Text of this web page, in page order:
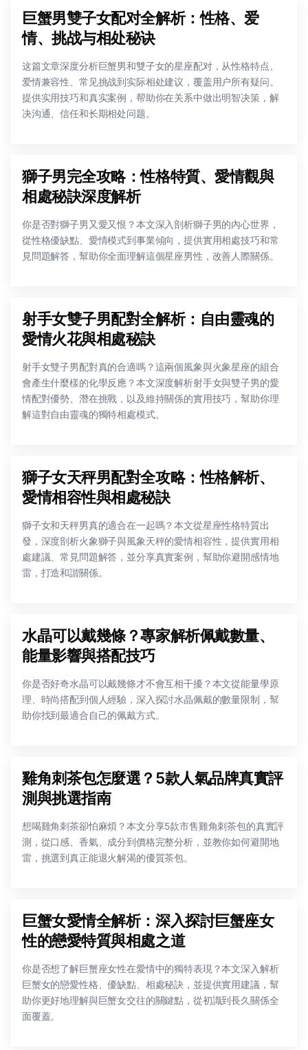
巨蟹男雙子女配对全解析：性格、爱
情、挑战与相处秘诀
这篇文章深度分析巨蟹男和雙子女的星座配对，从性格特点、
爱情兼容性、常见挑战到实际相处建议，覆盖用户所有疑问。
提供实用技巧和真实案例，帮助你在关系中做出明智决策，解
决沟通、信任和长期相处问题。
獅子男完全攻略：性格特質、愛情觀與
相處秘訣深度解析
你是否對獅子男又愛又恨？本文深入剖析獅子男的內心世界，
從性格優缺點、愛情模式到事業傾向，提供實用相處技巧和常
見問題解答，幫助你全面理解這個星座男性，改善人際關係。
射手女雙子男配對全解析：自由靈魂的
愛情火花與相處秘訣
射手女雙子男配對真的合適嗎？這兩個風象與火象星座的組合
會產生什麼樣的化學反應？本文深度解析射手女與雙子男的愛
情配對優勢、潛在挑戰，以及維持關係的實用技巧，幫助你理
解這對自由靈魂的獨特相處模式。
獅子女天秤男配對全攻略：性格解析、
愛情相容性與相處秘訣
獅子女和天秤男真的適合在一起嗎？本文從星座性格特質出
發，深度剖析火象獅子與風象天秤的愛情相容性，提供實用相
處建議、常見問題解答，並分享真實案例，幫助你避開感情地
雷，打造和諧關係。
水晶可以戴幾條？專家解析佩戴數量、
能量影響與搭配技巧
你是否好奇水晶可以戴幾條才不會互相干擾？本文從能量學原
理、時尚搭配到個人經驗，深入探討水晶佩戴的數量限制，幫
助你找到最適合自己的佩戴方式。
雞角刺茶包怎麼選？5款人氣品牌真實評
測與挑選指南
想喝雞角刺茶卻怕麻煩？本文分享5款市售雞角刺茶包的真實評
測，從口感、香氣、成分到價格完整分析，並教你如何避開地
雷，挑選到真正能退火解渴的優質茶包。
巨蟹女愛情全解析：深入探討巨蟹座女
性的戀愛特質與相處之道
你是否想了解巨蟹座女性在愛情中的獨特表現？本文深入解析
巨蟹女的戀愛性格、優缺點、相處秘訣，並提供實用建議，幫
助你更好地理解與巨蟹女交往的關鍵點，從初識到長久關係全
面覆蓋。